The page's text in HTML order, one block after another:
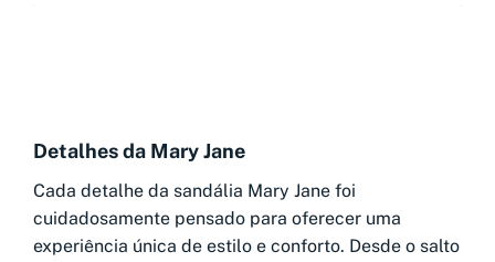
Detalhes da Mary Jane
Cada detalhe da sandália Mary Jane foi
cuidadosamente pensado para oferecer uma
experiência única de estilo e conforto. Desde o salto